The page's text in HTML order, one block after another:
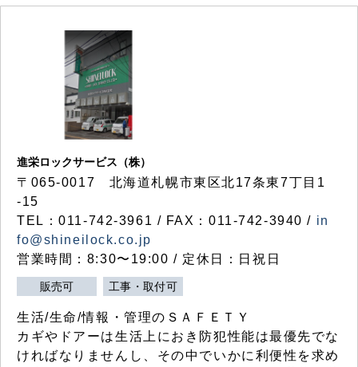
進栄ロックサービス（株）
〒065-0017 北海道札幌市東区北17条東7丁目1
-15
TEL：011-742-3961 / FAX：011-742-3940 / in
fo@shineilock.co.jp
営業時間：8:30〜19:00 / 定休日：日祝日
販売可 工事・取付可
生活/生命/情報・管理のＳＡＦＥＴＹ
カギやドアーは生活上におき防犯性能は最優先でな
ければなりませんし、その中でいかに利便性を求め